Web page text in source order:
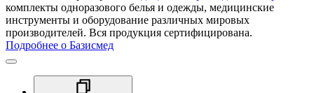
комплекты одноразового белья и одежды, медицинские
инструменты и оборудование различных мировых
производителей. Вся продукция сертифицирована.
Подробнее о Базисмед